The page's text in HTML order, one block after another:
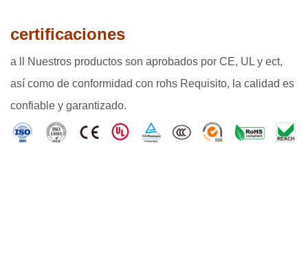
certificaciones
a ll Nuestros productos son aprobados por CE, UL y ect,
así como de conformidad con rohs Requisito, la calidad es
confiable y garantizado.